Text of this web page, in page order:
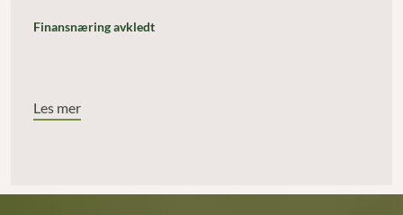
Finansnæring avkledt
Les mer